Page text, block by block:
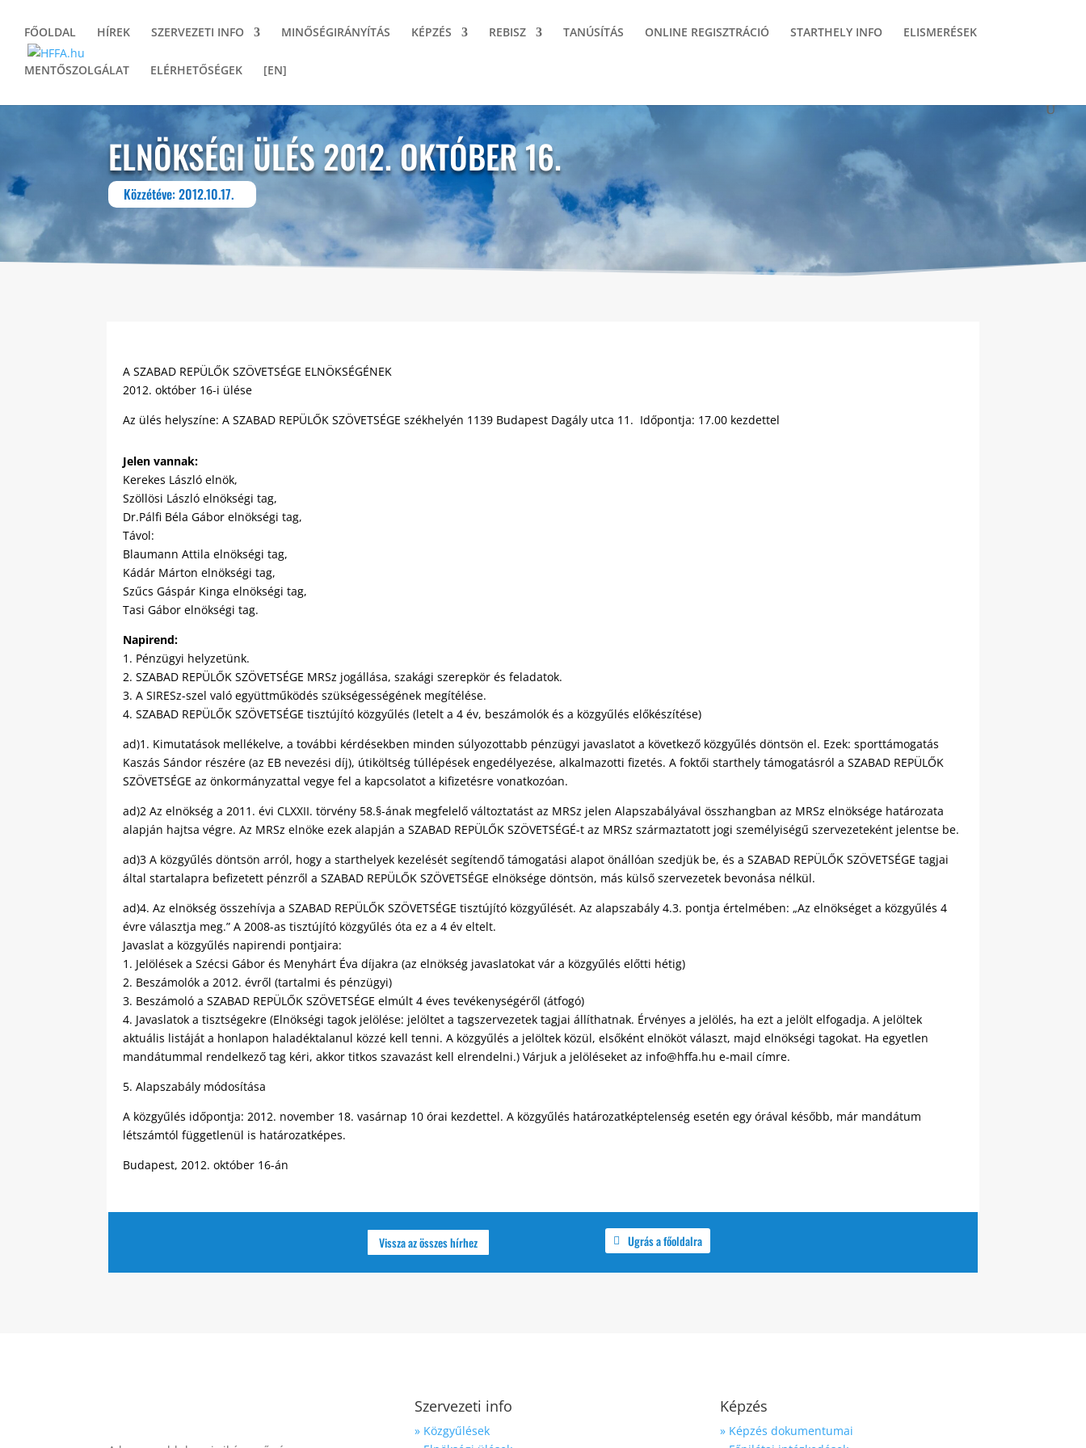
FŐOLDAL HÍREK SZERVEZETI INFO MINŐSÉGIRÁNYÍTÁS KÉPZÉS REBISZ TANÚSÍTÁS ONLINE REGISZTRÁCIÓ STARTHELY INFO ELISMERÉSEK
MENTŐSZOLGÁLAT ELÉRHETŐSÉGEK [EN]
ELNÖKSÉGI ÜLÉS 2012. OKTÓBER 16.
Közzétéve: 2012.10.17.
A SZABAD REPÜLŐK SZÖVETSÉGE ELNÖKSÉGÉNEK
2012. október 16-i ülése
Az ülés helyszíne: A SZABAD REPÜLŐK SZÖVETSÉGE székhelyén 1139 Budapest Dagály utca 11. Időpontja: 17.00 kezdettel
Jelen vannak:
Kerekes László elnök,
Szöllösi László elnökségi tag,
Dr.Pálfi Béla Gábor elnökségi tag,
Távol:
Blaumann Attila elnökségi tag,
Kádár Márton elnökségi tag,
Szűcs Gáspár Kinga elnökségi tag,
Tasi Gábor elnökségi tag.
Napirend:
1. Pénzügyi helyzetünk.
2. SZABAD REPÜLŐK SZÖVETSÉGE MRSz jogállása, szakági szerepkör és feladatok.
3. A SIRESz-szel való együttműködés szükségességének megítélése.
4. SZABAD REPÜLŐK SZÖVETSÉGE tisztújító közgyűlés (letelt a 4 év, beszámolók és a közgyűlés előkészítése)
ad)1. Kimutatások mellékelve, a további kérdésekben minden súlyozottabb pénzügyi javaslatot a következő közgyűlés döntsön el. Ezek: sporttámogatás
Kaszás Sándor részére (az EB nevezési díj), útiköltség túllépések engedélyezése, alkalmazotti fizetés. A foktői starthely támogatásról a SZABAD REPÜLŐK
SZÖVETSÉGE az önkormányzattal vegye fel a kapcsolatot a kifizetésre vonatkozóan.
ad)2 Az elnökség a 2011. évi CLXXII. törvény 58.§-ának megfelelő változtatást az MRSz jelen Alapszabályával összhangban az MRSz elnöksége határozata
alapján hajtsa végre. Az MRSz elnöke ezek alapján a SZABAD REPÜLŐK SZÖVETSÉGÉ-t az MRSz származtatott jogi személyiségű szervezeteként jelentse be.
ad)3 A közgyűlés döntsön arról, hogy a starthelyek kezelését segítendő támogatási alapot önállóan szedjük be, és a SZABAD REPÜLŐK SZÖVETSÉGE tagjai
által startalapra befizetett pénzről a SZABAD REPÜLŐK SZÖVETSÉGE elnöksége döntsön, más külső szervezetek bevonása nélkül.
ad)4. Az elnökség összehívja a SZABAD REPÜLŐK SZÖVETSÉGE tisztújító közgyűlését. Az alapszabály 4.3. pontja értelmében: „Az elnökséget a közgyűlés 4
évre választja meg.” A 2008-as tisztújító közgyűlés óta ez a 4 év eltelt.
Javaslat a közgyűlés napirendi pontjaira:
1. Jelölések a Szécsi Gábor és Menyhárt Éva díjakra (az elnökség javaslatokat vár a közgyűlés előtti hétig)
2. Beszámolók a 2012. évről (tartalmi és pénzügyi)
3. Beszámoló a SZABAD REPÜLŐK SZÖVETSÉGE elmúlt 4 éves tevékenységéről (átfogó)
4. Javaslatok a tisztségekre (Elnökségi tagok jelölése: jelöltet a tagszervezetek tagjai állíthatnak. Érvényes a jelölés, ha ezt a jelölt elfogadja. A jelöltek
aktuális listáját a honlapon haladéktalanul közzé kell tenni. A közgyűlés a jelöltek közül, elsőként elnököt választ, majd elnökségi tagokat. Ha egyetlen
mandátummal rendelkező tag kéri, akkor titkos szavazást kell elrendelni.) Várjuk a jelöléseket az info@hffa.hu e-mail címre.
5. Alapszabály módosítása
A közgyűlés időpontja: 2012. november 18. vasárnap 10 órai kezdettel. A közgyűlés határozatképtelenség esetén egy órával később, már mandátum
létszámtól függetlenül is határozatképes.
Budapest, 2012. október 16-án
Vissza az összes hírhez Ugrás a főoldalra
Szervezeti info
» Közgyűlések
Képzés
» Képzés dokumentumai